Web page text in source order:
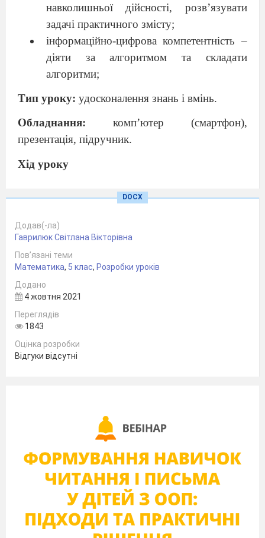
навколишньої дійсності, розв’язувати
задачі практичного змісту;
інформаційно-цифрова компетентність –
діяти за алгоритмом та складати
алгоритми;
Тип уроку: удосконалення знань і вмінь.
Обладнання: комп’ютер (смартфон),
презентація, підручник.
Хід уроку
учні підключилися до відеоуроку).
IІ.Актуалізація знань
Повторюємо основні поняття, які стосуються
відсотків. Учні виконують інтерактивну вправу
«Знайди пару», переходять через
посилання,що скинуте у чаті під час уроку
https://learningapps.org/watch?v=p7ezw5bsn21
Скріншот результату скинути до classroom.
DOCX
Додав(-ла)
Гаврилюк Світлана Вікторівна
Пов’язані теми
Математика, 5 клас, Розробки уроків
Додано
4 жовтня 2021
Переглядів
1843
Оцінка розробки
Відгуки відсутні